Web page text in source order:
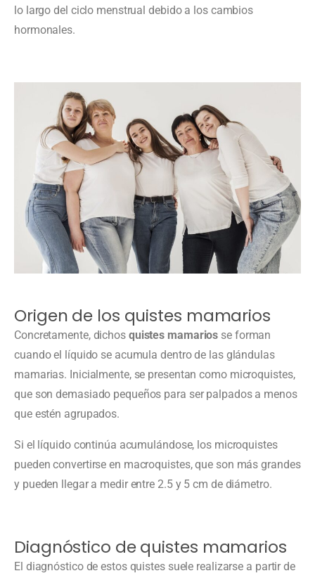
lo largo del ciclo menstrual debido a los cambios
hormonales.
Origen de los quistes mamarios
Concretamente, dichos quistes mamarios se forman
cuando el líquido se acumula dentro de las glándulas
mamarias. Inicialmente, se presentan como microquistes,
que son demasiado pequeños para ser palpados a menos
que estén agrupados.
Si el líquido continúa acumulándose, los microquistes
pueden convertirse en macroquistes, que son más grandes
y pueden llegar a medir entre 2.5 y 5 cm de diámetro.
Diagnóstico de quistes mamarios
El diagnóstico de estos quistes suele realizarse a partir de